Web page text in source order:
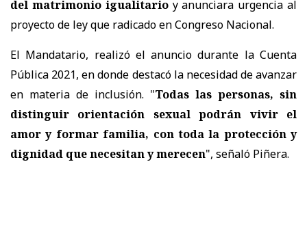
del matrimonio igualitarioy anunciara urgencia al
proyecto de ley que radicado en Congreso Nacional.
El Mandatario, realizó el anuncio durante la Cuenta
Pública 2021, en donde destacó la necesidad de avanzar
en materia de inclusión. "Todas las personas, sin
distinguir orientación sexual podrán vivir el
amor y formar familia, con toda la protección y
dignidad que necesitan y merecen", señaló Piñera.